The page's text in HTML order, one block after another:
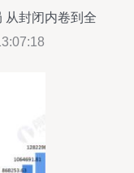
从封闭内卷到全